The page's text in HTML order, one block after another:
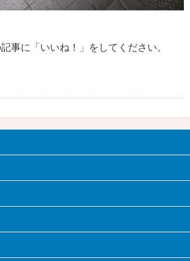
事に「いいね！」をしてください。